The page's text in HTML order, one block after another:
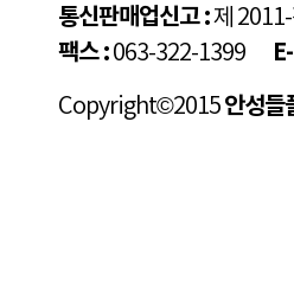
통신판매업신고 :제
팩스 :063-322-1399
Copyright©2015안성들